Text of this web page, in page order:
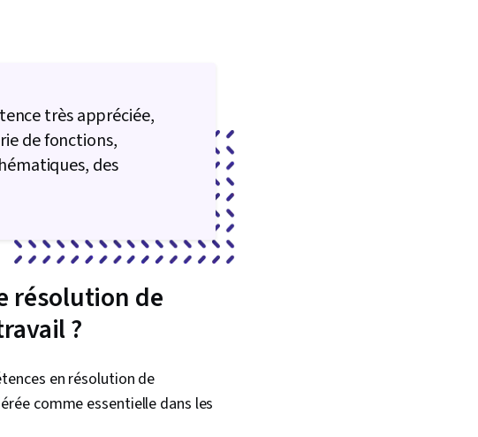
très appréciée,
de fonctions,
des
résolution de
?
en résolution de
comme essentielle dans les